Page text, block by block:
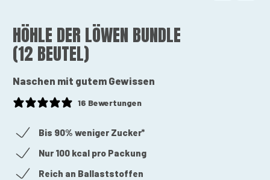
HÖHLE DER LÖWEN BUNDLE
(12 BEUTEL)
Naschen mit gutem Gewissen
16 Bewertungen
Bis 90% weniger Zucker*
Nur 100 kcal pro Packung
Reich an Ballaststoffen